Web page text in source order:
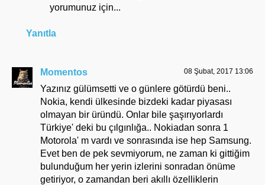
yorumunuz için...
Yanıtla
Momentos 08 Şubat, 2017 13:06
Yazınız gülümsetti ve o günlere götürdü beni..
Nokia, kendi ülkesinde bizdeki kadar piyasası
olmayan bir üründü. Onlar bile şaşırıyorlardı
Türkiye' deki bu çılgınlığa.. Nokiadan sonra 1
Motorola' m vardı ve sonrasında ise hep Samsung.
Evet ben de pek sevmiyorum, ne zaman ki gittiğim
bulunduğum her yerin izlerini sonradan önüme
getiriyor, o zamandan beri akıllı özelliklerin